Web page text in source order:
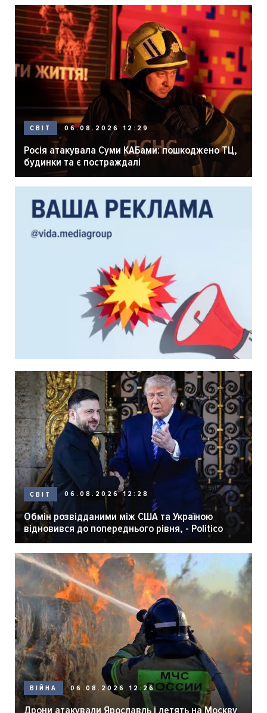
СВІТ 06.08.2026 12:29
Росія атакувала Суми КАБами: пошкоджено ТЦ,
будинки та є постраждалі
СВІТ 06.08.2026 12:28
Обмін розвідданими між США та Україною
відновився до попереднього рівня, - Politico
ВІЙНА 06.08.2026 12:26
Дрони атакували Ярославль і летять на Москву